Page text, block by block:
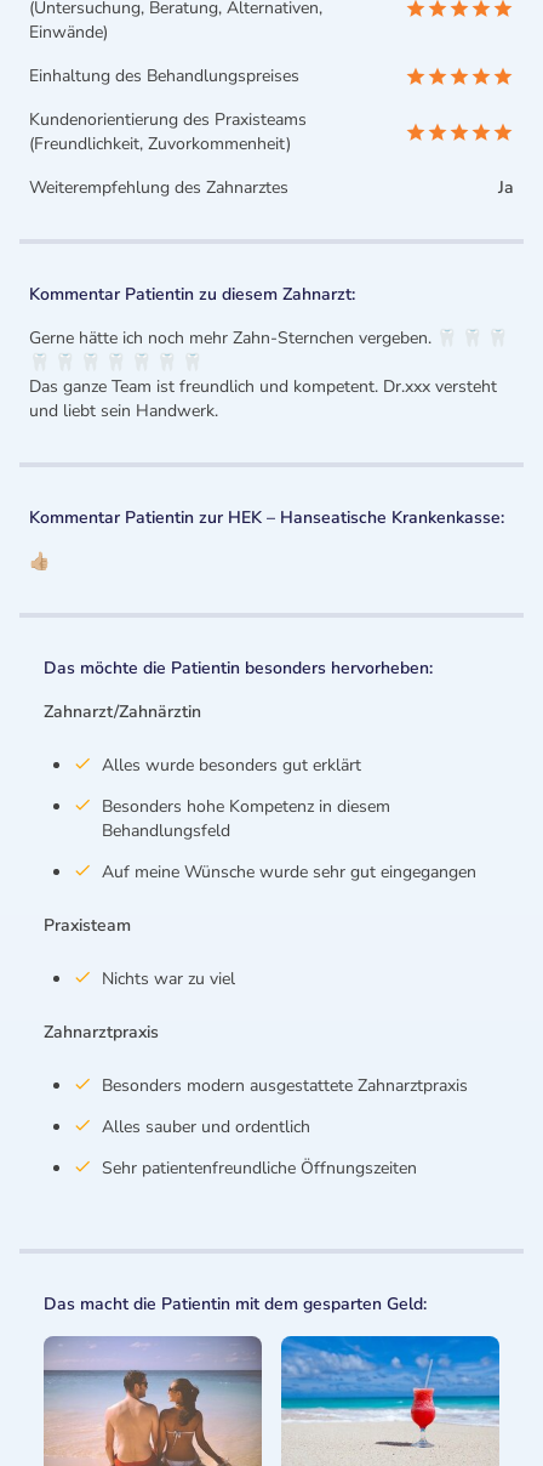
(Untersuchung, Beratung, Alternativen,
Einwände)
Einhaltung des Behandlungspreises
Kundenorientierung des Praxisteams
(Freundlichkeit, Zuvorkommenheit)
Weiterempfehlung des Zahnarztes
Ja
Kommentar Patientin zu diesem Zahnarzt:
Gerne hätte ich noch mehr Zahn-Sternchen vergeben. 🦷 🦷 🦷
🦷 🦷 🦷 🦷 🦷 🦷 🦷
Das ganze Team ist freundlich und kompetent. Dr.xxx versteht
und liebt sein Handwerk.
Kommentar Patientin zur HEK – Hanseatische Krankenkasse:
👍🏼
Das möchte die Patientin besonders hervorheben:
Zahnarzt/Zahnärztin
Alles wurde besonders gut erklärt
Besonders hohe Kompetenz in diesem
Behandlungsfeld
Auf meine Wünsche wurde sehr gut eingegangen
Praxisteam
Nichts war zu viel
Zahnarztpraxis
Besonders modern ausgestattete Zahnarztpraxis
Alles sauber und ordentlich
Sehr patientenfreundliche Öffnungszeiten
Das macht die Patientin mit dem gesparten Geld: